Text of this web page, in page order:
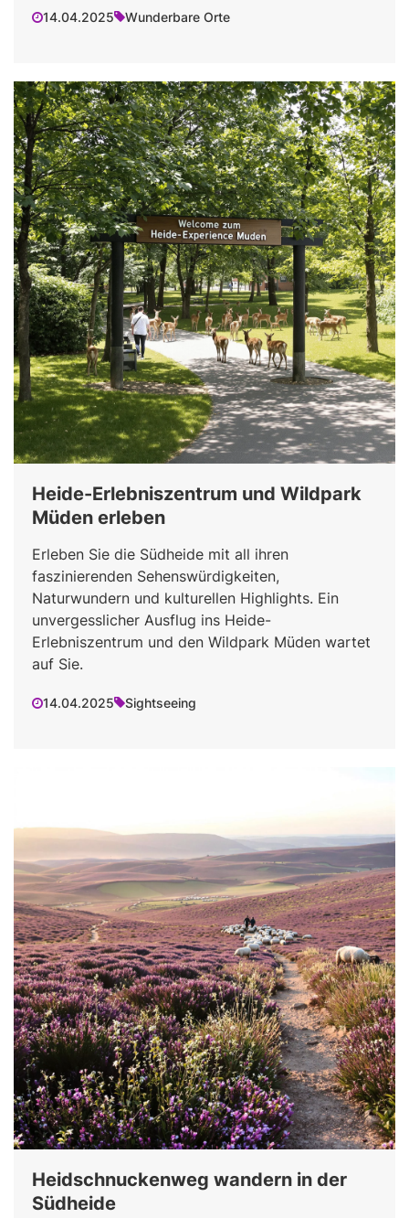
14.04.2025 Wunderbare Orte
Heide-Erlebniszentrum und Wildpark
Müden erleben
Erleben Sie die Südheide mit all ihren
faszinierenden Sehenswürdigkeiten,
Naturwundern und kulturellen Highlights. Ein
unvergesslicher Ausflug ins Heide-
Erlebniszentrum und den Wildpark Müden wartet
auf Sie.
14.04.2025 Sightseeing
Heidschnuckenweg wandern in der
Südheide